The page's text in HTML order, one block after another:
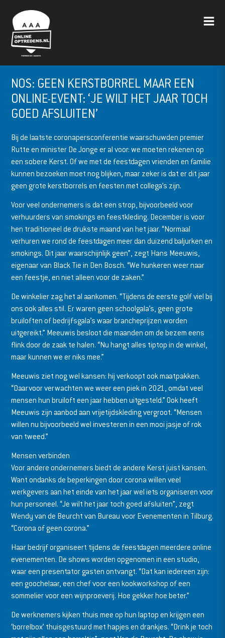
NOS: GEEN KERSTBORREL MAAR EEN
ONLINE-EVENT: ‘JE WILT HET JAAR TOCH
GOED AFSLUITEN’
Bij de laatste coronapersconferentie waarschuwden premier
Rutte en minister De Jonge er al voor: we moeten rekenen op
een sobere Kerst. Of we met de feestdagen vrienden en familie
kunnen bezoeken moet nog blijken, maar zeker is dat er dit jaar
geen grote kerstborrels en feesten met collega’s zijn.
Voor veel ondernemers is dat een strop, bijvoorbeeld voor
verhuurders van smokings en feestkleding. December is voor
hen traditioneel de drukste maand van het jaar. “Normaal
verhuren we rond de feestdagen meer dan duizend baljurken en
smokings. Dit jaar waarschijnlijk geen”, zegt Hans Meeuwis,
eigenaar van Black Tie in Den Bosch. “We hunkeren weer naar
een feestje, en niet alleen voor de zaken.”
De winkelier zag het al aankomen. “Tijdens de eerste golf viel bij
ons ook alles stil. Er waren geen schoolgala’s, geen grote
bruiloften of bedrijfsgala’s waar brancheprijzen worden
uitgereikt.” Meeuwis besloot die maanden om de bezem eens
flink door de zaak te halen. “Nu hangt alles tiptop in de winkel,
maar kunnen we er niks mee.”
Meeuwis ziet nog wel kansen: hij verkoopt ook maatpakken.
“Daarvoor verwachten we weer een piek in 2021, omdat veel
mensen hun bruiloft een jaar hebben uitgesteld.” Ook heeft
Meeuwis zijn aanbod aan vrijetijdskleding vergroot. “Mensen
willen nu bijvoorbeeld wel investeren in een mooi jasje of rok
van tweed.”
Mensen verbinden
Voor andere ondernemers biedt de andere Kerst juist kansen.
Want ondanks de beperkingen door corona willen veel
werkgevers aan het einde van het jaar wel iets organiseren voor
hun personeel. “Je wilt het jaar toch goed afsluiten”, zegt
Wendy van de Beurcht van Bureau voor Evenementen in Tilburg.
“Corona of geen corona.”
Haar bedrijf organiseert tijdens de feestdagen meerdere online
evenementen. De shows worden opgenomen in een studio,
waar een presentator gasten ontvangt. “Dat kan iedereen zijn:
een goochelaar, een chef voor een kookworkshop of een
sommelier voor een wijnproeverij. Hoe gekker hoe beter.”
De werknemers kijken thuis mee op hun laptop en krijgen een
‘borrelbox’ thuisgestuurd met hapjes en drankjes. “Drink je toch